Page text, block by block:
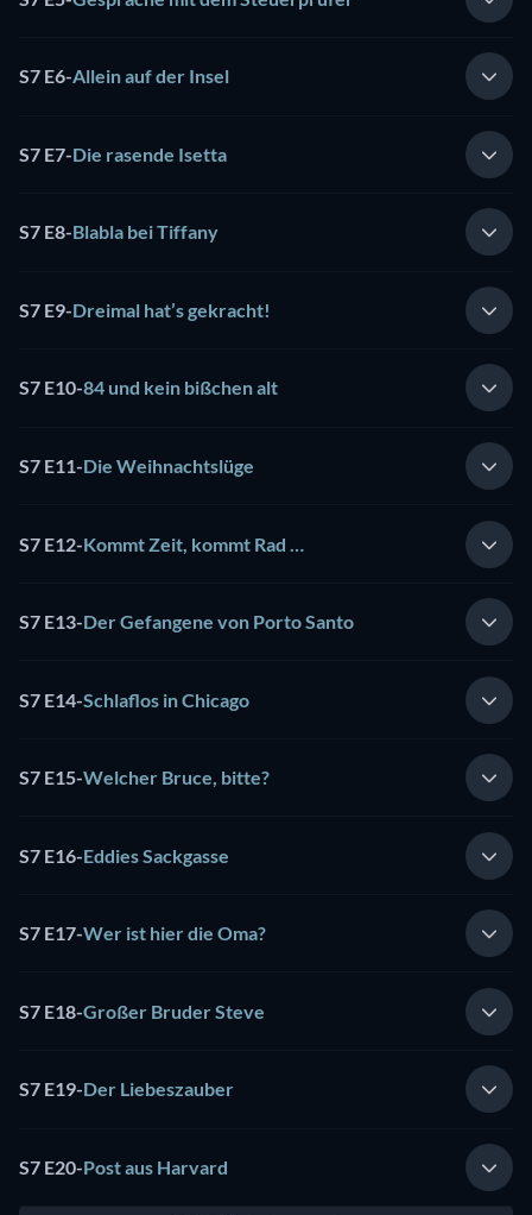
S7 E6-Allein auf der Insel
S7 E7-Die rasende Isetta
S7 E8-Blabla bei Tiffany
S7 E9-Dreimal hat’s gekracht!
S7 E10-84 und kein bißchen alt
S7 E11-Die Weihnachtslüge
S7 E12-Kommt Zeit, kommt Rad …
S7 E13-Der Gefangene von Porto Santo
S7 E14-Schlaflos in Chicago
S7 E15-Welcher Bruce, bitte?
S7 E16-Eddies Sackgasse
S7 E17-Wer ist hier die Oma?
S7 E18-Großer Bruder Steve
S7 E19-Der Liebeszauber
S7 E20-Post aus Harvard